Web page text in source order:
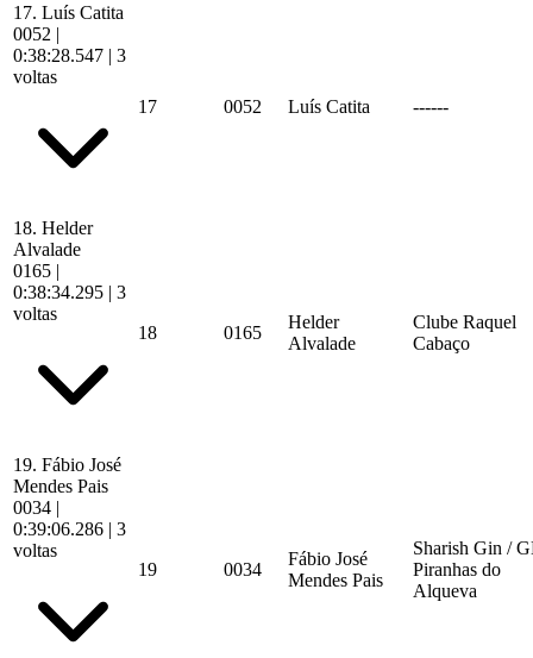
17. Luís Catita
0052 |
0:38:28.547 | 3
voltas
17
0052 Luís Catita ------
18. Helder
Alvalade
0165 |
0:38:34.295 | 3
voltas
18
0165
Helder
Alvalade
Clube Raquel
Cabaço
19. Fábio José
Mendes Pais
0034 |
0:39:06.286 | 3
voltas
19
0034
Fábio José
Mendes Pais
Sharish Gin /
Piranhas do
Alqueva